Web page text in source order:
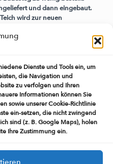
Dienste und Tools ein, um
die Navigation und
zu verfolgen und Ihren
Informationen können Sie
sowie unserer Cookie-Richtlinie
ein-setzen, die nicht zwingend
sind (z. B. Google Maps), holen
Ihre Zustimmung ein.
und dann eingebaut.
wird zur neuen
unser Bürgermeister Peter
das Feuerwehrgerätehaus
Team haben der ganzen
verliehen.